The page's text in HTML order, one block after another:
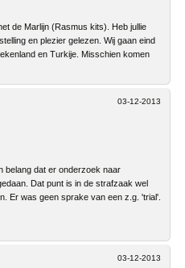
de Marlijn (Rasmus kits). Heb jullie
en plezier gelezen. Wij gaan eind
en Turkije. Misschien komen
03-12-2013
belang dat er onderzoek naar
Dat punt is in de strafzaak wel
Er was geen sprake van een z.g. 'trial'.
03-12-2013